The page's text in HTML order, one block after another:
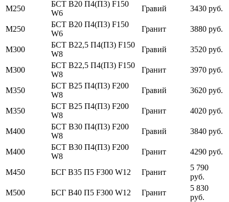
М250
БСТ В20 П4(П3) F150
W6
Гравий 3430 руб.
М250
БСТ В20 П4(П3) F150
W6
Гранит 3880 руб.
М300
БСТ В22,5 П4(П3) F150
W8
Гравий 3520 руб.
М300
БСТ В22,5 П4(П3) F150
W8
Гранит 3970 руб.
М350
БСТ В25 П4(П3) F200
W8
Гравий 3620 руб.
М350
БСТ В25 П4(П3) F200
W8
Гранит 4020 руб.
М400
БСТ В30 П4(П3) F200
W8
Гравий 3840 руб.
М400
БСТ В30 П4(П3) F200
W8
Гранит 4290 руб.
М450 БСГ В35 П5 F300 W12 Гранит
5 790
руб.
М500
БСГ В40 П5 F300 W12 Гранит
5 830
руб.